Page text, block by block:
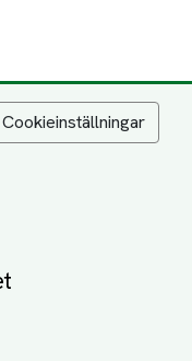
Cookieinställningar